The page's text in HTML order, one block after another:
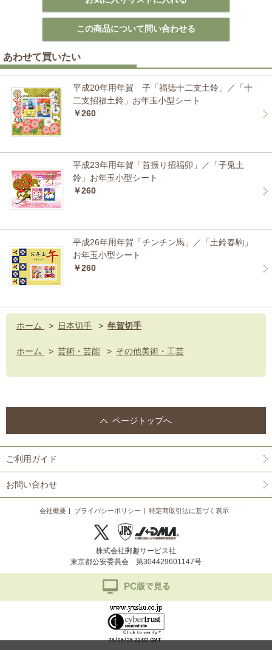
あわせて買いたい
平成20年用年賀 子「福徳十二支土鈴」／「十
二支招福土鈴」お年玉小型シート
￥260
平成23年用年賀「首振り招福卯」／「子兎土
鈴」お年玉小型シート
￥260
平成26年用年賀「チンチン馬」／「土鈴春駒」
お年玉小型シート
￥260
ホーム > 日本切手 > 年賀切手
ホーム > 芸術・芸能 > その他美術・工芸
ページトップへ
ご利用ガイド
お問い合わせ
会社概要 プライバシーポリシー 特定商取引法に基づく表示
株式会社郵趣サービス社
東京都公安委員会 第304429601147号